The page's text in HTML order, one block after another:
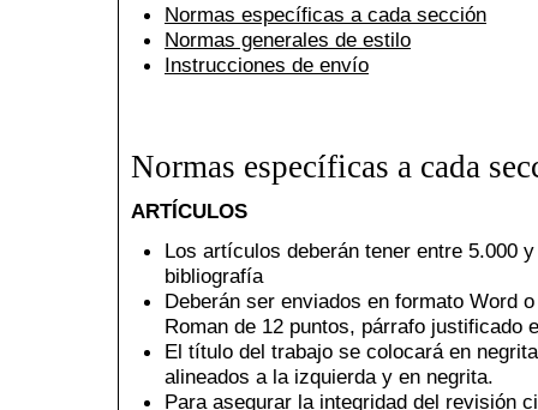
Normas específicas a cada sección
Normas generales de estilo
Instrucciones de envío
Normas específicas a cada
ARTÍCULOS
Los artículos deberán tener entre 5.000
bibliografía
Deberán ser enviados en formato Word
Roman de 12 puntos, párrafo justificado
El título del trabajo se colocará en
alineados a la izquierda y en negrita.
Para asegurar la integridad del revisión